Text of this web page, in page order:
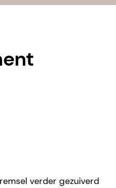
verder gezuiverd